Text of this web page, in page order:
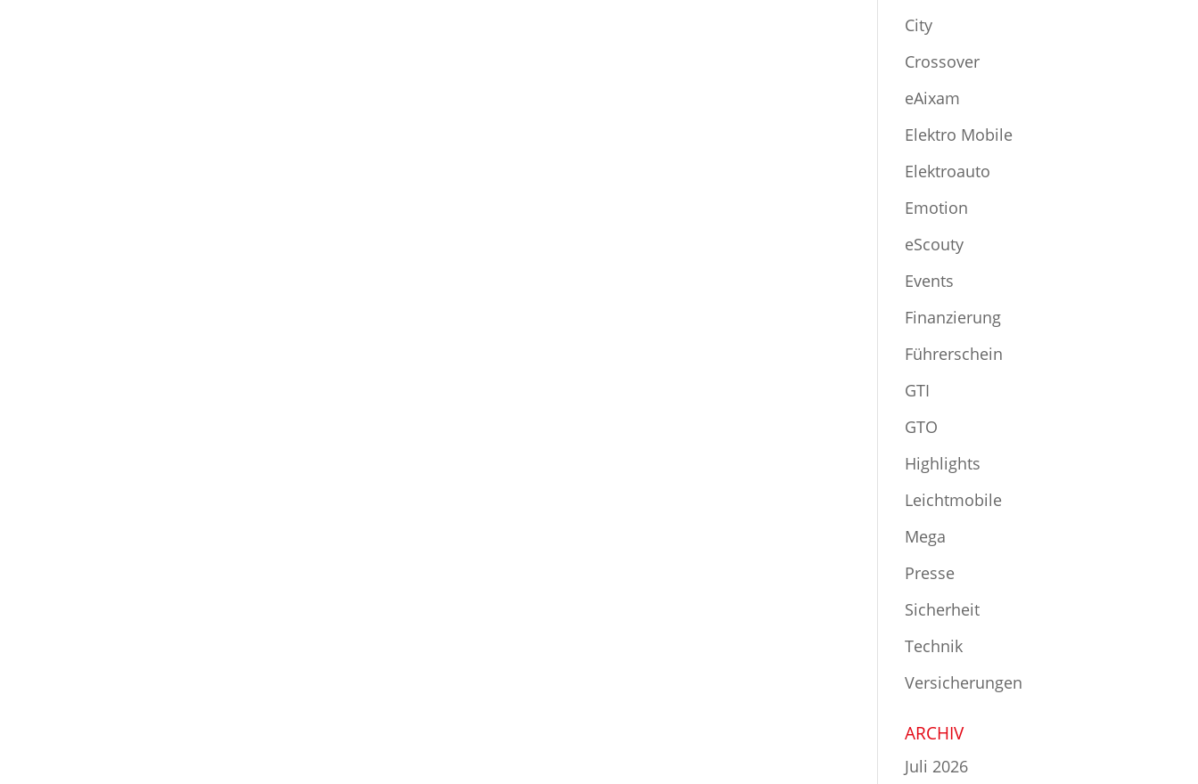
City
Crossover
eAixam
Elektro Mobile
Elektroauto
Emotion
eScouty
Events
Finanzierung
Führerschein
GTI
GTO
Highlights
Leichtmobile
Mega
Presse
Sicherheit
Technik
Versicherungen
ARCHIV
Juli 2026